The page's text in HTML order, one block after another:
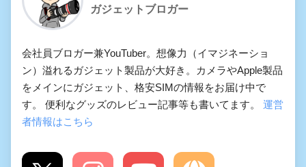
ガジェットブロガー
会社員ブロガー兼YouTuber。想像力（イマジネーショ
ン）溢れるガジェット製品が大好き。カメラやApple製品
をメインにガジェット、格安SIMの情報をお届け中で
す。 便利なグッズのレビュー記事等も書いてます。
運営
者情報はこちら